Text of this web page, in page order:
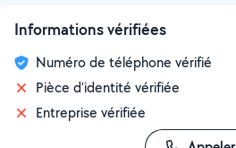
Informations vérifiées
Numéro de téléphone vérifié
Pièce d'identité vérifiée
Entreprise vérifiée